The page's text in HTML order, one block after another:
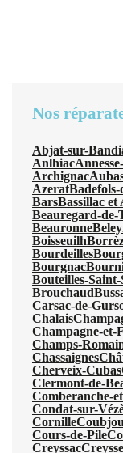
Nos
Abjat-sur-
Anlhiac
Archignac
Azerat
BarsBassillac et
Beauregard-de-
Beauronne
Boisseuilh
Bourdeilles
Bourgnac
Bouteilles-Saint-
Brouchaud
Carsac-de-
Chalais
Champagne-et-
Champs-
Chassaignes
Cherveix-Cubas
Clermont-de-
Comberanche-
Condat-sur-
Cornille
Cours-de-Pile
CreyssacCreysse